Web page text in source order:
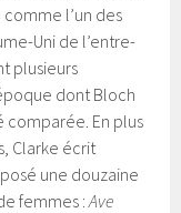
l’un des
Uni de l’entre-
plusieurs
dont Bloch
comparée. En plus
Clarke écrit
une douzaine
femmes :Ave